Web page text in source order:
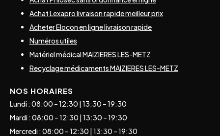
Achat Lexapro livraison rapide meilleur prix
Acheter Elocon en ligne livraison rapide
Numéros utiles
Matériel médical MAIZIERES LES-METZ
Recyclage médicaments MAIZIERES LES-METZ
NOS HORAIRES
Lundi : 08:00 – 12:30 | 13:30 – 19:30
Mardi : 08:00 – 12:30 | 13:30 – 19:30
Mercredi : 08:00 – 12:30 | 13:30 – 19:30